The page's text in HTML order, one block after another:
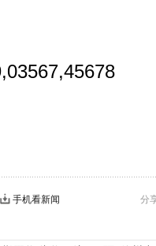
分
手机看新闻